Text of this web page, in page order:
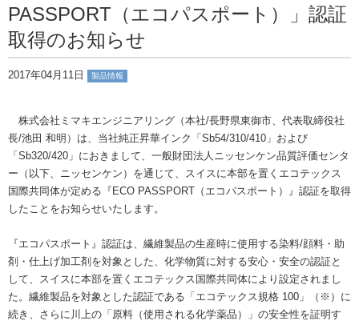
PASSPORT（エコパスポート）」認証
取得のお知らせ
2017年04月11日 製品情報
株式会社ミマキエンジニアリング（本社/長野県東御市、代表取締役社
長/池田 和明）は、当社純正昇華インク「Sb54/310/410」および
「Sb320/420」におきまして、一般財団法人ニッセンケン品質評価センタ
ー（以下、ニッセンケン）を通じて、スイスに本部を置くエコテックス
国際共同体が定める『ECO PASSPORT（エコパスポート）』認証を取得
したことをお知らせいたします。
『エコパスポート』認証は、繊維製品の生産時に使用する染料/顔料・助
剤・仕上げ加工剤を対象とした、化学物質に対する安心・安全の認証と
して、スイスに本部を置くエコテックス国際共同体により設定されまし
た。繊維製品を対象とした認証である「エコテックス規格 100」（※）に
続き、さらに川上の「原料（使用される化学薬品）」の安全性を証明す